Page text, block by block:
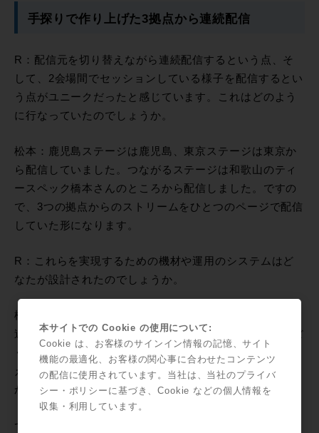
手探りで作り上げた3拠点から連続配信
R：配信元を切り替えながら連続配信するという点、そ
して、2会場間でセッションしている様子を配信するとい
う点がユニークだったと感じています。これはどのよう
に行なっていたのでしょうか。
松本：鹿児島ステージは鹿児島、東京ステージは東京か
ら配信していました。つながるステージは和歌山のティ
ースペック橋本さんのところから配信しました。ですの
で、3つの拠点からのストリームをひとつのページで配信
していた形になります。
R：これらを実現するための機材や運用のシステムはど
なたが設計されたのでしょうか。
松本：機材については各会場の方々にお任せしました。
連続配信しながら2会場を切り替える方法については、ぼ
くが思いつきで実験していた方法を使用しています。例
えば、鹿児島会場のバックアップストリームに東京会場
からの映像を流し、時間が来たら鹿児島会場のメインス
トリームを落とすんです。すると、バックアップに流れ
ている東京会場からの映像に切り替わる、というかなり
本サイトでの Cookie の使用について:
Cookie は、お客様のサインイン情報の記憶、サイト
機能の最適化、お客様の関心事に合わせたコンテンツ
の配信に使用されています。当社は、当社のプライバ
シー・ポリシーに基づき、Cookie などの個人情報を
収集・利用しています。